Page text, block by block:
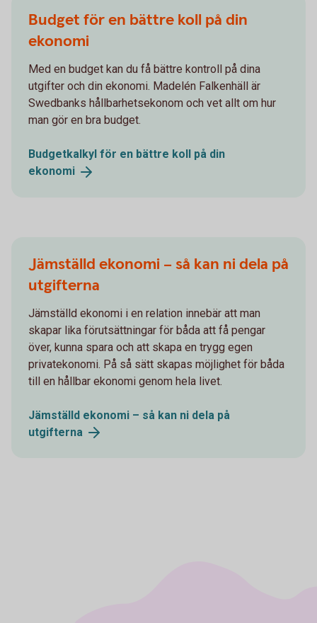
Budget för en bättre koll på din
ekonomi
Med en budget kan du få bättre kontroll på dina
utgifter och din ekonomi. Madelén Falkenhäll är
Swedbanks hållbarhetsekonom och vet allt om hur
man gör en bra budget.
Budgetkalkyl för en bättre koll på din
ekonomi
Jämställd ekonomi – så kan ni dela på
utgifterna
Jämställd ekonomi i en relation innebär att man
skapar lika förutsättningar för båda att få pengar
över, kunna spara och att skapa en trygg egen
privatekonomi. På så sätt skapas möjlighet för båda
till en hållbar ekonomi genom hela livet.
Jämställd ekonomi – så kan ni dela på
utgifterna